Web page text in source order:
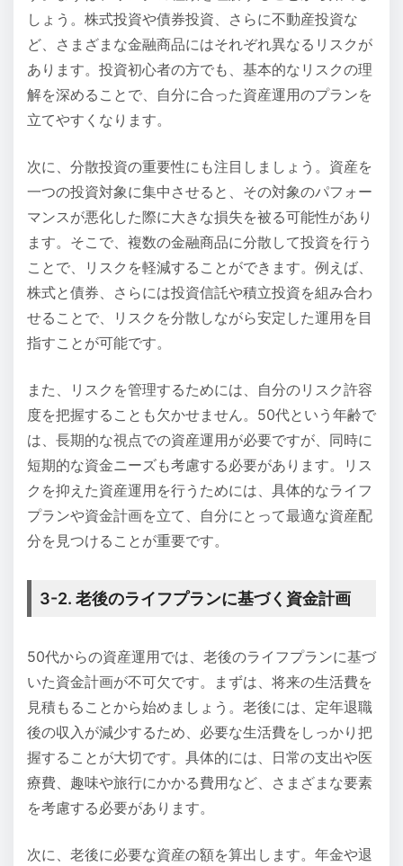
しょう。株式投資や債券投資、さらに不動産投資な
ど、さまざまな金融商品にはそれぞれ異なるリスクが
あります。投資初心者の方でも、基本的なリスクの理
解を深めることで、自分に合った資産運用のプランを
立てやすくなります。
次に、分散投資の重要性にも注目しましょう。資産を
一つの投資対象に集中させると、その対象のパフォー
マンスが悪化した際に大きな損失を被る可能性があり
ます。そこで、複数の金融商品に分散して投資を行う
ことで、リスクを軽減することができます。例えば、
株式と債券、さらには投資信託や積立投資を組み合わ
せることで、リスクを分散しながら安定した運用を目
指すことが可能です。
また、リスクを管理するためには、自分のリスク許容
度を把握することも欠かせません。50代という年齢で
は、長期的な視点での資産運用が必要ですが、同時に
短期的な資金ニーズも考慮する必要があります。リス
クを抑えた資産運用を行うためには、具体的なライフ
プランや資金計画を立て、自分にとって最適な資産配
分を見つけることが重要です。
3-2. 老後のライフプランに基づく資金計画
50代からの資産運用では、老後のライフプランに基づ
いた資金計画が不可欠です。まずは、将来の生活費を
見積もることから始めましょう。老後には、定年退職
後の収入が減少するため、必要な生活費をしっかり把
握することが大切です。具体的には、日常の支出や医
療費、趣味や旅行にかかる費用など、さまざまな要素
を考慮する必要があります。
次に、老後に必要な資産の額を算出します。年金や退